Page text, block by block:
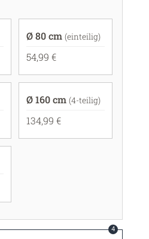
Ø 80 cm (einteilig)
54,99 €
Ø 160 cm (4-teilig)
134,99 €
4